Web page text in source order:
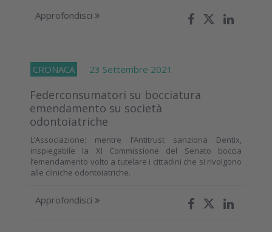
Approfondisci
CRONACA 23 Settembre 2021
Federconsumatori su bocciatura
emendamento su società
odontoiatriche
L’Associazione: mentre l’Antitrust sanziona Dentix,
inspiegabile la XI Commissione del Senato boccia
l’emendamento volto a tutelare i cittadini che si rivolgono
alle cliniche odontoiatriche.
Approfondisci